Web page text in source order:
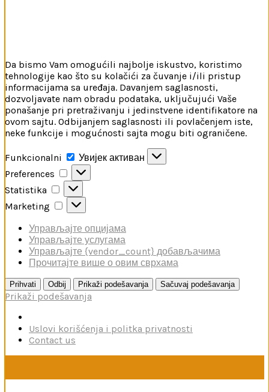
Da bismo Vam omogućili najbolje iskustvo, koristimo
tehnologije kao što su kolačići za čuvanje i/ili pristup
informacijama sa uređaja. Davanjem saglasnosti,
dozvoljavate nam obradu podataka, uključujući Vaše
ponašanje pri pretraživanju i jedinstvene identifikatore na
ovom sajtu. Odbijanjem saglasnosti ili povlačenjem iste,
neke funkcije i mogućnosti sajta mogu biti ograničene.
Funkcionalni Funkcionalni
Увијек активан
Preferences
Preferences
Statistika
Statistika
Marketing
Marketing
Управљајте опцијама
Управљајте услугама
Управљајте {vendor_count} добављачима
Прочитајте више о овим сврхама
Prihvati Odbij Prikaži podešavanja Sačuvaj podešavanja
Prikaži podešavanja
Uslovi korišćenja i politka privatnosti
Contact us